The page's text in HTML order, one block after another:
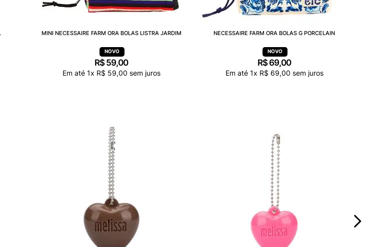
MINI NECESSAIRE FARM ORA BOLAS LISTRA JARDIM
R$59,00
Em até 1x R$ 59,00 sem juros
NECESSAIRE FARM ORA BOLAS G PORCELAIN
R$69,00
Em até 1x R$ 69,00 sem juros